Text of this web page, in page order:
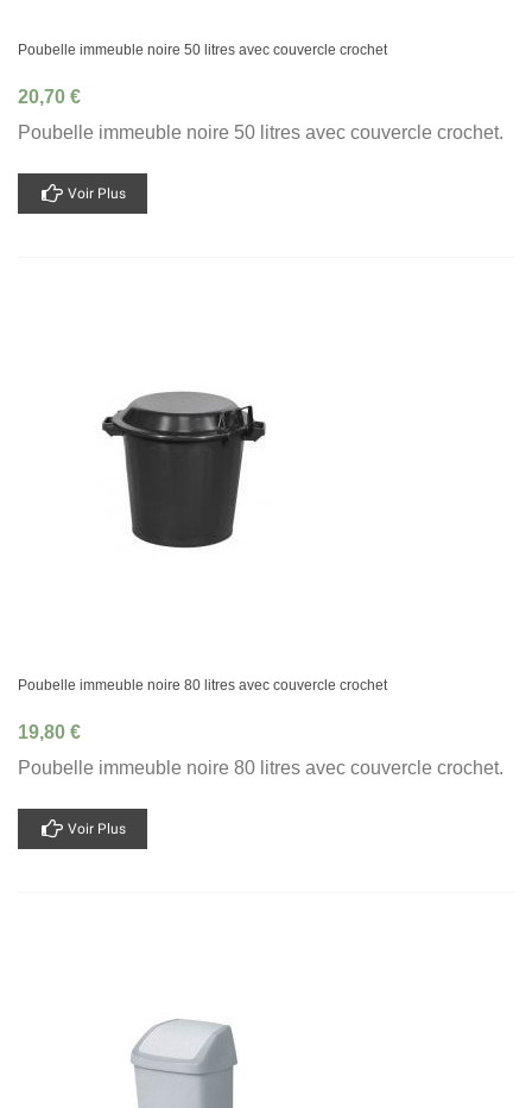
Poubelle immeuble noire 50 litres avec couvercle crochet
20,70 €
Poubelle immeuble noire 50 litres avec couvercle crochet.
Voir Plus
Poubelle immeuble noire 80 litres avec couvercle crochet
19,80 €
Poubelle immeuble noire 80 litres avec couvercle crochet.
Voir Plus